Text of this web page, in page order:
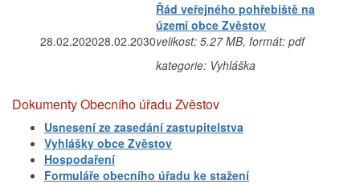
28.02.202028.02.2030
Řád veřejného pohřebiště na
území obce Zvěstov
velikost: 5.27 MB, formát: pdf
kategorie: Vyhláška
Dokumenty Obecního úřadu Zvěstov
Usnesení ze zasedání zastupitelstva
Vyhlášky obce Zvěstov
Hospodaření
Formuláře obecního úřadu ke stažení